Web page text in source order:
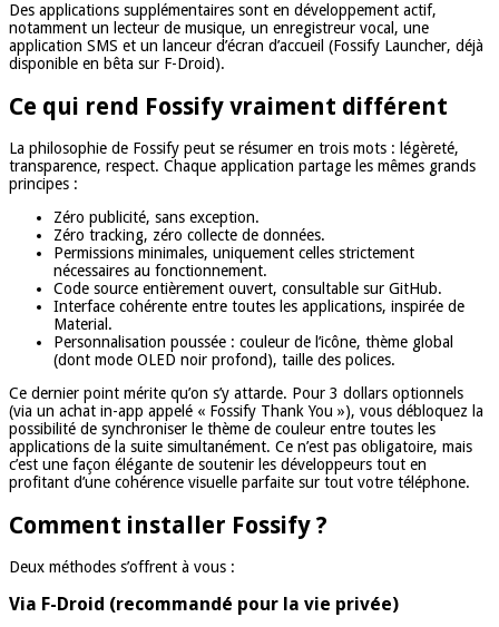
Des applications supplémentaires sont en développement actif,
notamment un lecteur de musique, un enregistreur vocal, une
application SMS et un lanceur d’écran d’accueil (Fossify Launcher, déjà
disponible en bêta sur F-Droid).
Ce qui rend Fossify vraiment différent
La philosophie de Fossify peut se résumer en trois mots : légèreté,
transparence, respect. Chaque application partage les mêmes grands
principes :
Zéro publicité, sans exception.
Zéro tracking, zéro collecte de données.
Permissions minimales, uniquement celles strictement
nécessaires au fonctionnement.
Code source entièrement ouvert, consultable sur GitHub.
Interface cohérente entre toutes les applications, inspirée de
Material.
Personnalisation poussée : couleur de l’icône, thème global
(dont mode OLED noir profond), taille des polices.
Ce dernier point mérite qu’on s’y attarde. Pour 3 dollars optionnels
(via un achat in-app appelé « Fossify Thank You »), vous débloquez la
possibilité de synchroniser le thème de couleur entre toutes les
applications de la suite simultanément. Ce n’est pas obligatoire, mais
c’est une façon élégante de soutenir les développeurs tout en
profitant d’une cohérence visuelle parfaite sur tout votre téléphone.
Comment installer Fossify ?
Deux méthodes s’offrent à vous :
Via F-Droid (recommandé pour la vie privée)